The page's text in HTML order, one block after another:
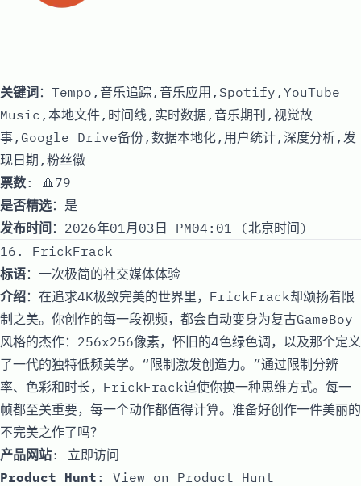
关键词：Tempo,音乐追踪,音乐应用,Spotify,YouTube
Music,本地文件,时间线,实时数据,音乐期刊,视觉故
事,Google Drive备份,数据本地化,用户统计,深度分析,发
现日期,粉丝徽
票数: 🔺79
是否精选：是
发布时间 ：2026年01月03日 PM04:01 (北京时间)
16. FrickFrack
标语：一次极简的社交媒体体验
介绍：在追求4K极致完美的世界里，FrickFrack却颂扬着限
制之美。你创作的每一段视频，都会自动变身为复古GameBoy
风格的杰作：256x256像素，怀旧的4色绿色调，以及那个定义
了一代的独特低频美学。“限制激发创造力。”通过限制分辨
率、色彩和时长，FrickFrack迫使你换一种思维方式。每一
帧都至关重要，每一个动作都值得计算。准备好创作一件美丽的
不完美之作了吗？
产品网站: 立即访问
Product Hunt : View on Product Hunt